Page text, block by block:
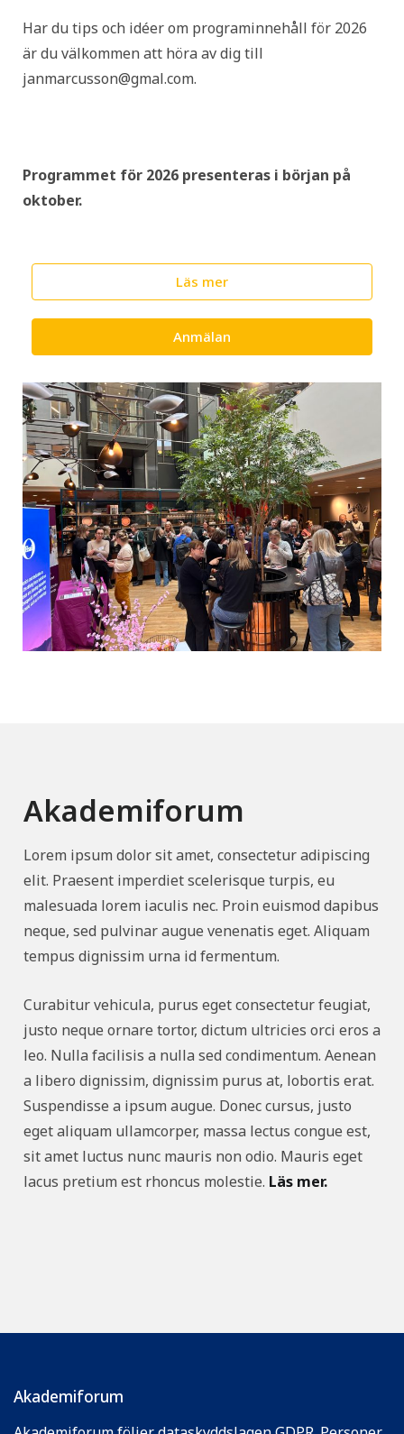
Har du tips och idéer om programinnehåll för 2026
är du välkommen att höra av dig till
janmarcusson@gmal.com.
Programmet för 2026 presenteras i början på
oktober.
Läs mer
Anmälan
Akademiforum
Lorem ipsum dolor sit amet, consectetur adipiscing
elit. Praesent imperdiet scelerisque turpis, eu
malesuada lorem iaculis nec. Proin euismod dapibus
neque, sed pulvinar augue venenatis eget. Aliquam
tempus dignissim urna id fermentum.
Curabitur vehicula, purus eget consectetur feugiat,
justo neque ornare tortor, dictum ultricies orci eros a
leo. Nulla facilisis a nulla sed condimentum. Aenean
a libero dignissim, dignissim purus at, lobortis erat.
Suspendisse a ipsum augue. Donec cursus, justo
eget aliquam ullamcorper, massa lectus congue est,
sit amet luctus nunc mauris non odio. Mauris eget
lacus pretium est rhoncus molestie. Läs mer.
Akademiforum